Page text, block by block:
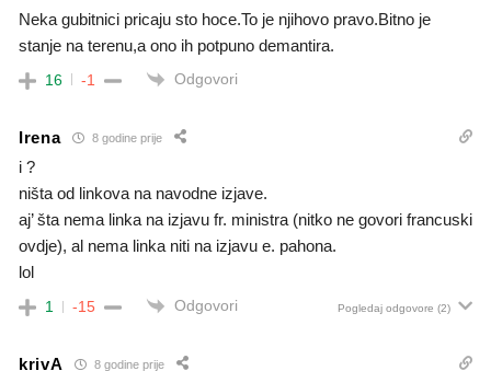
Neka gubitnici pricaju sto hoce.To je njihovo pravo.Bitno je
stanje na terenu,a ono ih potpuno demantira.
16 -1 Odgovori
Irena 8 godine prije
i ?
ništa od linkova na navodne izjave.
aj’ šta nema linka na izjavu fr. ministra (nitko ne govori francuski
ovdje), al nema linka niti na izjavu e. pahona.
lol
1 -15 Odgovori Pogledaj odgovore (2)
krivA 8 godine prije